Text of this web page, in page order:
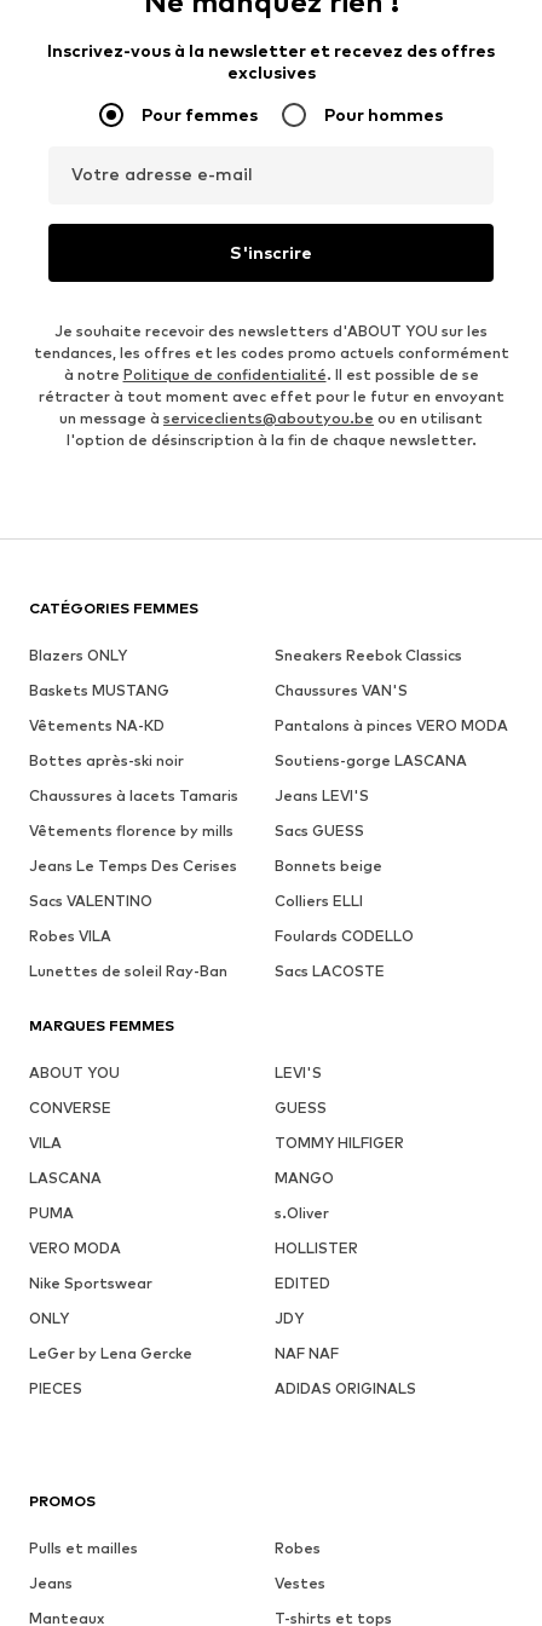
Inscrivez-vous à la newsletter et recevez des offres
exclusives
Pour femmes Pour hommes
Votre adresse e-mail
S'inscrire
Je souhaite recevoir des newsletters d'ABOUT YOU sur les
tendances, les offres et les codes promo actuels conformément
à notre Politique de confidentialité. Il est possible de se
rétracter à tout moment avec effet pour le futur en envoyant
un message à serviceclients@aboutyou.be ou en utilisant
l'option de désinscription à la fin de chaque newsletter.
CATÉGORIES FEMMES
Blazers ONLY
Sneakers Reebok Classics
Baskets MUSTANG
Chaussures VAN'S
Vêtements NA-KD
Pantalons à pinces VERO MODA
Bottes après-ski noir
Soutiens-gorge LASCANA
Chaussures à lacets Tamaris
Jeans LEVI'S
Vêtements florence by mills
Sacs GUESS
Jeans Le Temps Des Cerises
Bonnets beige
Sacs VALENTINO
Colliers ELLI
Robes VILA
Foulards CODELLO
Lunettes de soleil Ray-Ban
Sacs LACOSTE
MARQUES FEMMES
ABOUT YOU
LEVI'S
CONVERSE
GUESS
VILA
TOMMY HILFIGER
LASCANA
MANGO
PUMA
s.Oliver
VERO MODA
HOLLISTER
Nike Sportswear
EDITED
ONLY
JDY
LeGer by Lena Gercke
NAF NAF
PIECES
ADIDAS ORIGINALS
PROMOS
Pulls et mailles
Robes
Jeans
Vestes
Manteaux
T-shirts et tops